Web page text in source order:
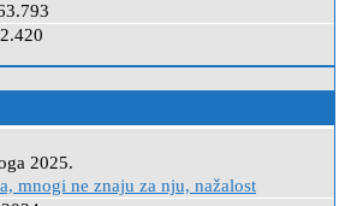
2.420
2025.
mnogi ne znaju za nju, nažalost